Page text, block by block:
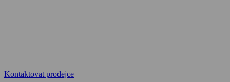
Kontaktovat prodejce